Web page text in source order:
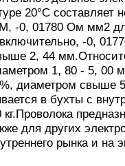
20°С
-0, 01780 Ом мм2
-0,
2, 44
1, 80 - 5, 00
диаметром свыше
в бухты с
для других
рынка и на